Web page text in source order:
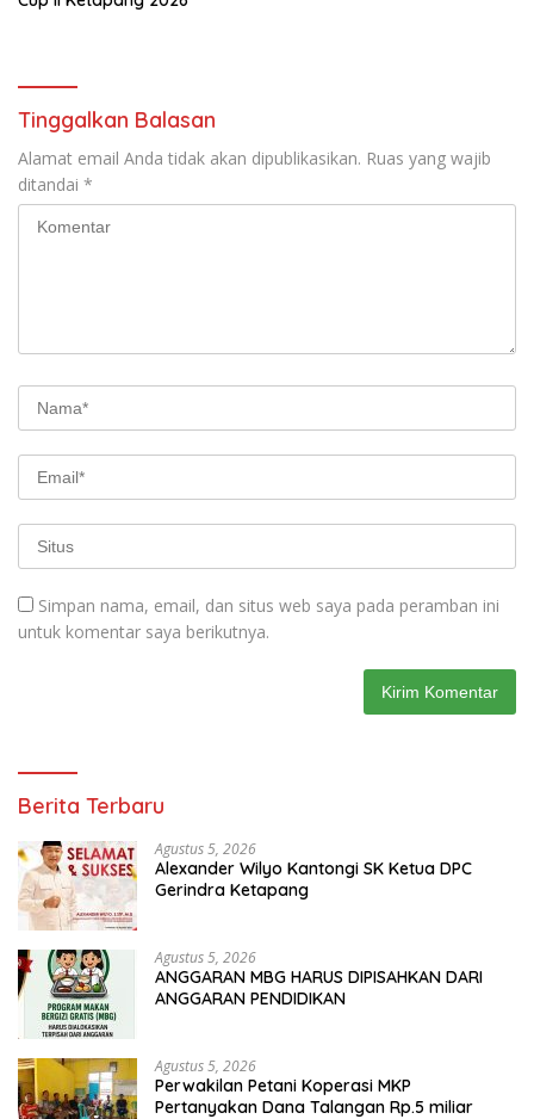
Tinggalkan Balasan
Alamat email Anda tidak akan dipublikasikan. Ruas yang wajib
ditandai *
Simpan nama, email, dan situs web saya pada peramban ini
untuk komentar saya berikutnya.
Berita Terbaru
Agustus 5, 2026
Alexander Wilyo Kantongi SK Ketua DPC
Gerindra Ketapang
Agustus 5, 2026
ANGGARAN MBG HARUS DIPISAHKAN DARI
ANGGARAN PENDIDIKAN
Agustus 5, 2026
Perwakilan Petani Koperasi MKP
Pertanyakan Dana Talangan Rp.5 miliar